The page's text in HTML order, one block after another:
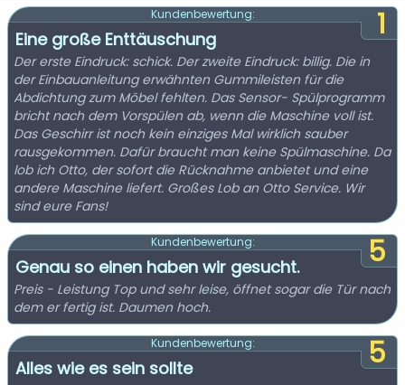
1
Kundenbewertung:
Eine große Enttäuschung
Der erste Eindruck: schick. Der zweite Eindruck: billig. Die in
der Einbauanleitung erwähnten Gummileisten für die
Abdichtung zum Möbel fehlten. Das Sensor- Spülprogramm
bricht nach dem Vorspülen ab, wenn die Maschine voll ist.
Das Geschirr ist noch kein einziges Mal wirklich sauber
rausgekommen. Dafür braucht man keine Spülmaschine. Da
lob ich Otto, der sofort die Rücknahme anbietet und eine
andere Maschine liefert. Großes Lob an Otto Service. Wir
sind eure Fans!
5
Kundenbewertung:
Genau so einen haben wir gesucht.
Preis - Leistung Top und sehr leise, öffnet sogar die Tür nach
dem er fertig ist. Daumen hoch.
5
Kundenbewertung:
Alles wie es sein sollte